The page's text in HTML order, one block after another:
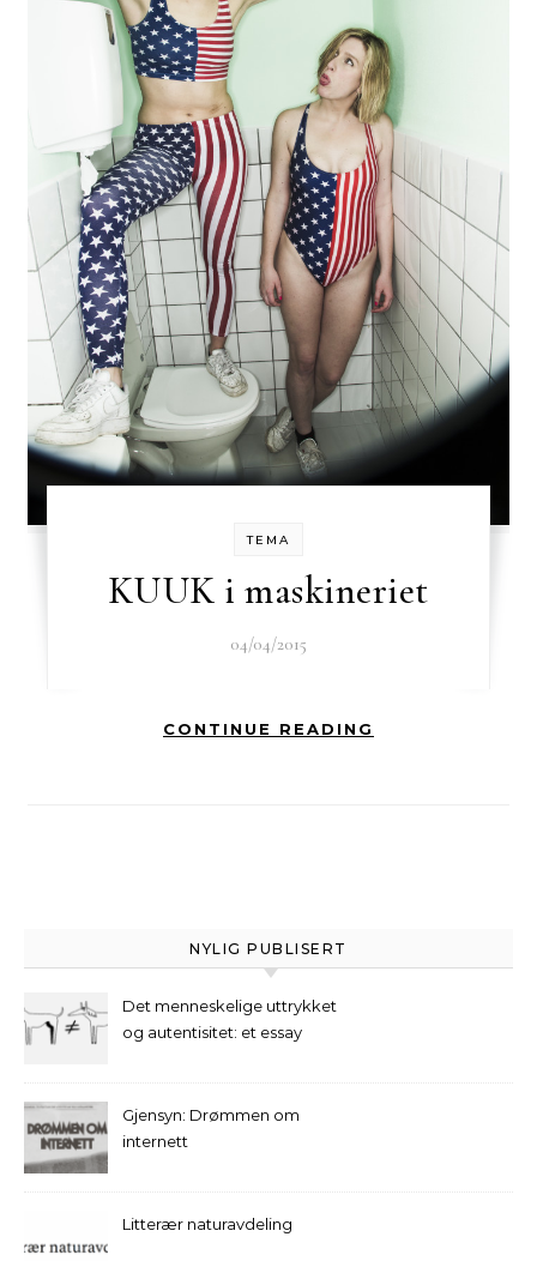
TEMA
KUUK i maskineriet
04/04/2015
CONTINUE READING
NYLIG PUBLISERT
Det menneskelige uttrykket
og autentisitet: et essay
Gjensyn: Drømmen om
internett
Litterær naturavdeling